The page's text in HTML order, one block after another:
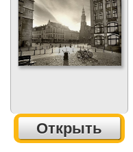
Открыть